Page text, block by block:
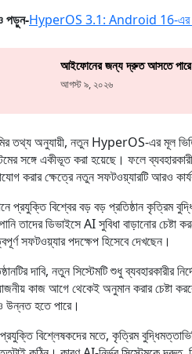
পড়ুন-HyperOS 3.1: Android 16-এর
আইফোনের জন্য দ্রুত আসতে
আগস্ট ৯, ২০২৬
তথ্য অনুযায়ী, নতুন HyperOS-এর মূল
সঙ্গে একীভূত করা হয়েছে। ফলে
করার ক্ষেত্রে নতুন সফটওয়্যারটি আরও
প্রযুক্তি বিশ্বের বড় বড় প্রতিষ্ঠান কৃত্রিম
তাদের ডিভাইসে AI সুবিধা বাড়ানোর
সফটওয়্যার পদক্ষেপ হিসেবে দেখছেন।
দাবি, নতুন সিস্টেমটি শুধু ব্যবহারকারীর
কাজ আগে থেকেই অনুমান করার চেষ্টা
হতে পারে।
বিশ্লেষকদের মতে, কৃত্রিম